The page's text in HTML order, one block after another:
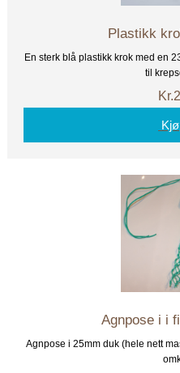
Plastikk
En sterk blå plastikk krok med en
til
Agnpose i i
Agnpose i 25mm duk (hele nett